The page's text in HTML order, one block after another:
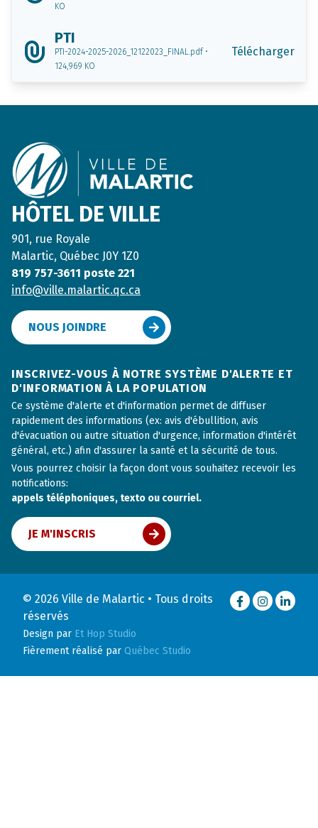
KO
PTI
PTI-2024-2025-2026_12122023_FINAL.pdf •
124,969 KO
Télécharger
HÔTEL DE VILLE
901, rue Royale
Malartic, Québec J0Y 1Z0
819 757-3611 poste 221
info@ville.malartic.qc.ca
NOUS JOINDRE
INSCRIVEZ-VOUS À NOTRE SYSTÈME D'ALERTE ET
D'INFORMATION À LA POPULATION
Ce système d'alerte et d'information permet de diffuser
rapidement des informations (ex: avis d'ébullition, avis
d'évacuation ou autre situation d'urgence, information d'intérêt
général, etc.) afin d'assurer la santé et la sécurité de tous.
Vous pourrez choisir la façon dont vous souhaitez recevoir les
notifications:
appels téléphoniques, texto ou courriel.
JE M'INSCRIS
© 2026 Ville de Malartic • Tous droits
réservés
Design par Et Hop Studio
Fièrement réalisé par Québec Studio
Facebook
Instagram